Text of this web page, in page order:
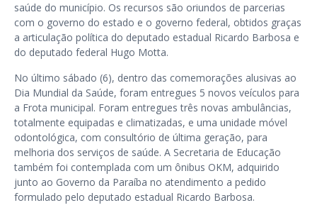
saúde do município. Os recursos são oriundos de parcerias
com o governo do estado e o governo federal, obtidos graças
a articulação política do deputado estadual Ricardo Barbosa e
do deputado federal Hugo Motta.
No último sábado (6), dentro das comemorações alusivas ao
Dia Mundial da Saúde, foram entregues 5 novos veículos para
a Frota municipal. Foram entregues três novas ambulâncias,
totalmente equipadas e climatizadas, e uma unidade móvel
odontológica, com consultório de última geração, para
melhoria dos serviços de saúde. A Secretaria de Educação
também foi contemplada com um ônibus OKM, adquirido
junto ao Governo da Paraíba no atendimento a pedido
formulado pelo deputado estadual Ricardo Barbosa.